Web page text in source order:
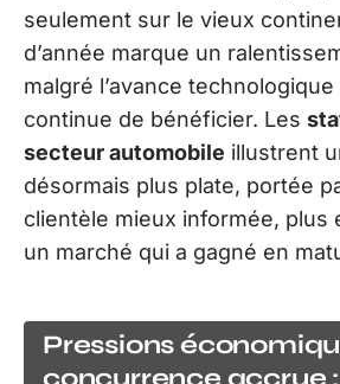
seulement sur le vieux
d’année marque un
malgré l’avance
continue de bénéficier. Les
secteur automobile illustrent
désormais plus plate, portée
clientèle mieux informée, plus
un marché qui a gagné en
Pressions